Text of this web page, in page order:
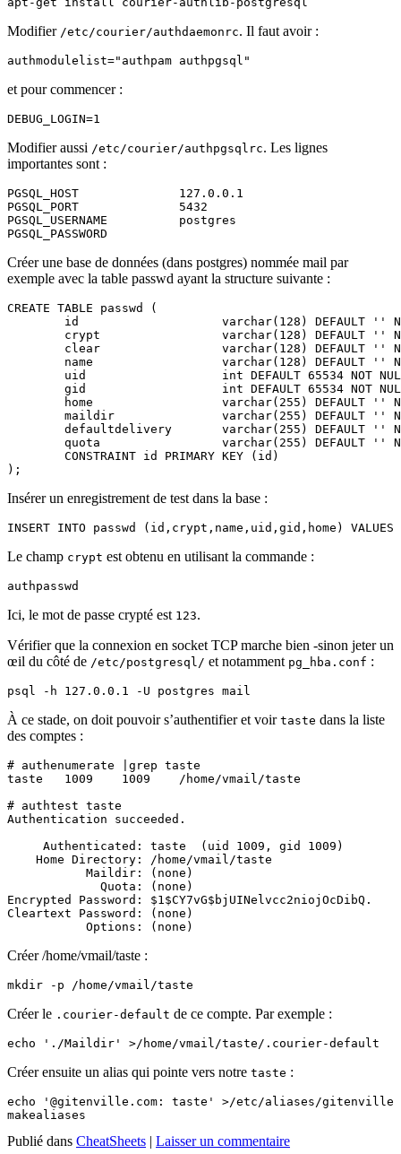
Modifier /etc/courier/authdaemonrc. Il faut avoir :
et pour commencer :
Modifier aussi /etc/courier/authpgsqlrc. Les lignes
importantes sont :
PGSQL_HOST              127.0.0.1
PGSQL_PORT              5432
PGSQL_USERNAME          postgres
Créer une base de données (dans postgres) nommée mail par
exemple avec la table passwd ayant la structure suivante :
CREATE TABLE passwd (
id                    varchar(128) DEFAULT ''
crypt                 varchar(128) DEFAULT ''
clear                 varchar(128) DEFAULT ''
name                  varchar(128) DEFAULT ''
uid                   int DEFAULT 65534 NOT
gid                   int DEFAULT 65534 NOT
home                  varchar(255) DEFAULT ''
maildir               varchar(255) DEFAULT ''
defaultdelivery       varchar(255) DEFAULT ''
quota                 varchar(255) DEFAULT ''
        CONSTRAINT id PRIMARY KEY (id)
Insérer un enregistrement de test dans la base :
Le champ crypt est obtenu en utilisant la commande :
Ici, le mot de passe crypté est 123.
Vérifier que la connexion en socket TCP marche bien -sinon jeter un
œil du côté de /etc/postgresql/ et notamment pg_hba.conf :
À ce stade, on doit pouvoir s’authentifier et voir taste dans la liste
des comptes :
# authenumerate |grep taste
taste   1009    1009    /home/vmail/taste
# authtest taste
Authentication succeeded.
     Authenticated: taste  (uid 1009, gid 1009)
    Home Directory: /home/vmail/taste
           Maildir: (none)
             Quota: (none)
Encrypted Password: $1$CY7vG$bjUINelvcc2niojOcDibQ.
Cleartext Password: (none)
Créer /home/vmail/taste :
Créer le .courier-default de ce compte. Par exemple :
Créer ensuite un alias qui pointe vers notre taste :
echo '@gitenville.com: taste' >/etc/aliases/gitenville
Publié dans CheatSheets | Laisser un commentaire